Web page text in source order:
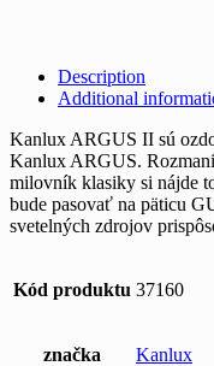
Description
Additional
Kanlux ARGUS II sú
Kanlux ARGUS.
milovník klasiky si nájde
bude pasovať na päticu
svetelných zdrojov
Kód produktu 37160
značka Kanlux